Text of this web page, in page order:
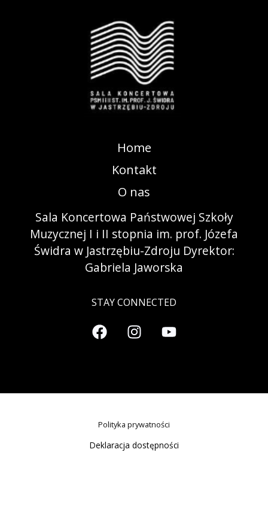
Home
Kontakt
O nas
Sala Koncertowa Państwowej Szkoły
Muzycznej I i II stopnia im. prof. Józefa
Świdra w Jastrzębiu-Zdroju Dyrektor:
Gabriela Jaworska
STAY CONNECTED
Polityka prywatności
Deklaracja dostępności